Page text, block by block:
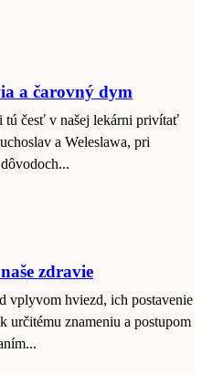
a čarovný dym
česť v našej lekárni privítať
a Weleslawa, pri
zdravie
vplyvom hviezd, ich postavenie
určitému znameniu a postupom